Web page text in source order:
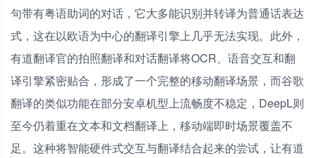
句带有粤语助词的对话，它大多能识别并转译为普通话表达
式，这在以欧语为中心的翻译引擎上几乎无法实现。此外，
有道翻译官的拍照翻译和对话翻译将OCR、语音交互和翻
译引擎紧密贴合，形成了一个完整的移动翻译场景，而谷歌
翻译的类似功能在部分安卓机型上流畅度不稳定，DeepL则
至今仍着重在文本和文档翻译上，移动端即时场景覆盖不
足。这种将智能硬件式交互与翻译结合起来的尝试，让有道